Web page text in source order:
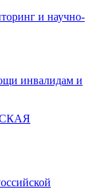
и научно-
инвалидам и